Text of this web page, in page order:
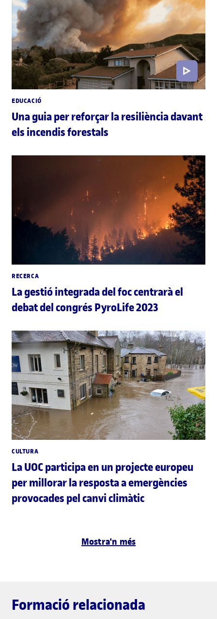
EDUCACIÓ
Una guia per reforçar la resiliència davant
els incendis forestals
RECERCA
La gestió integrada del foc centrarà el
debat del congrés PyroLife 2023
CULTURA
La UOC participa en un projecte europeu
per millorar la resposta a emergències
provocades pel canvi climàtic
Mostra'n més
Formació relacionada